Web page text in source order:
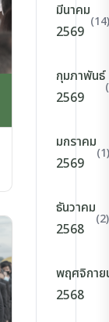
มีนาคม
2569
(14)
กุมภาพันธ์
2569
มกราคม
2569
(1)
ธันวาคม
2568
(2)
พฤศจิกาย
2568